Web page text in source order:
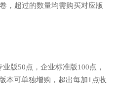
，超过的数量均需购买对应版
版50点，企业标准版100点，
本可单独增购，超出每加1点收